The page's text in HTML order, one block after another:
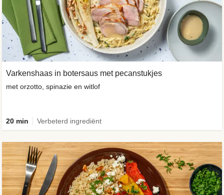
Varkenshaas in botersaus met pecanstukjes
met orzotto, spinazie en witlof
20 min Verbeterd ingrediënt